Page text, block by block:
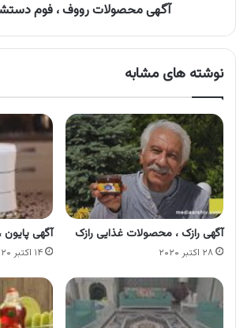
آگهی محصولات رووف ، فوم
نوشته های مشابه
آگهی رازک ، محصولات غذایی رازک
۲۸ اکتبر ۲۰۲۰
آگهی پایون
۱۴ اکتبر ۲۰۲۰